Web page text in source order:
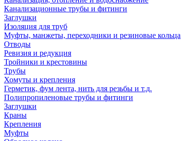
Канализационные трубы и фитинги
Заглушки
Изоляция для труб
Муфты, манжеты, переходники и резиновые кольца
Отводы
Ревизия и редукция
Тройники и крестовины
Трубы
Хомуты и крепления
Герметик, фум лента, нить для резьбы и т.д.
Полипропиленовые трубы и фитинги
Заглушки
Краны
Крепления
Муфты